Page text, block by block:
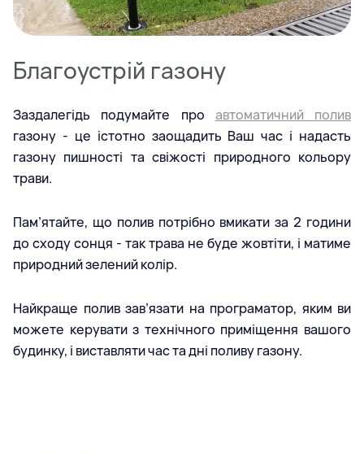
Благоустрій газону
Заздалегідь подумайте про автоматичний полив
газону - це істотно заощадить Ваш час і надасть
газону пишності та свіжості природного кольору
трави.
Пам’ятайте, що полив потрібно вмикати за 2 години
до сходу сонця - так трава не буде жовтіти, і матиме
природний зелений колір.
Найкраще полив зав’язати на програматор, яким ви
можете керувати з технічного приміщення вашого
будинку, і виставляти час та дні поливу газону.